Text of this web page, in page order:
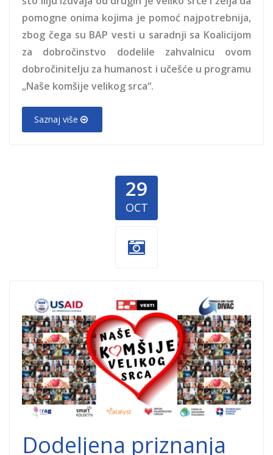
pomogne onima kojima je pomoć najpotrebnija,
zbog čega su BAP vesti u saradnji sa Koalicijom
za dobročinstvo dodelile zahvalnicu ovom
dobročinitelju za humanost i učešće u programu
„Naše komšije velikog srca“.
Saznaj više
29
OCT
Nase-komsije-
velikog-srca-
dobrocinitim.png
Dodeljena priznanja